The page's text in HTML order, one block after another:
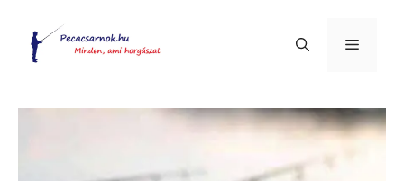
tartalomba
Menü